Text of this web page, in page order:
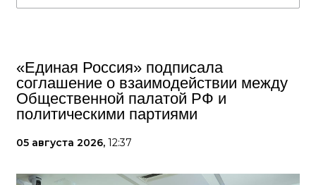
«Единая Россия» подписала
соглашение о взаимодействии между
Общественной палатой РФ и
политическими партиями
05 августа 2026, 12:37